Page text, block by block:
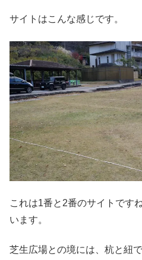
サイトはこんな感じです。
これは1番と2番のサイトです
います。
芝生広場との境には、杭と紐